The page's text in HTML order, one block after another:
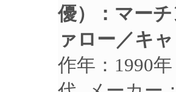
優）： マー
ァロー／キ
作年：1990